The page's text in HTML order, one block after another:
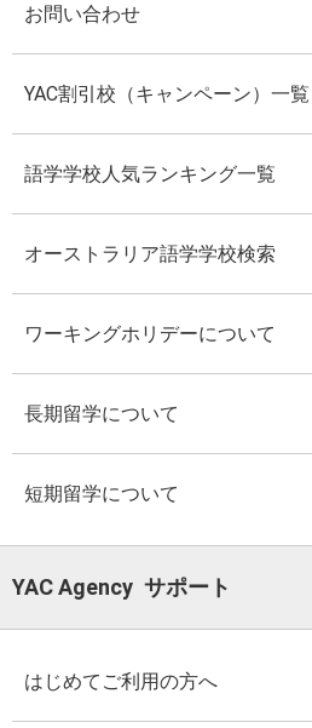
お問い合わせ
YAC割引校（キャンペーン）一覧
語学学校人気ランキング一覧
オーストラリア語学学校検索
ワーキングホリデーについて
長期留学について
短期留学について
YAC Agency サポート
はじめてご利用の方へ